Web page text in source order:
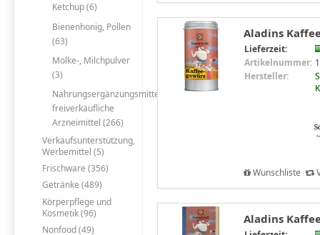
Ketchup (6)
Bienenhonig, Pollen
(63)
Molke-, Milchpulver
(3)
Nahrungsergänzungsmittel,
freiverkäufliche
Arzneimittel (266)
Verkaufsunterstützung,
Werbemittel (5)
Frischware (356)
Getränke (489)
Körperpflege und
Kosmetik (96)
Nonfood (49)
Aladins
Lieferzeit:
Artikelnummer:
Hersteller:
Wunschliste
Aladins